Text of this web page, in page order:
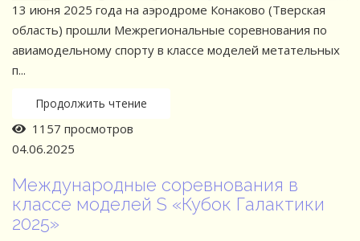
13 июня 2025 года на аэродроме Конаково (Тверская
область) прошли Межрегиональные соревнования по
авиамодельному спорту в классе моделей метательных
п...
Продолжить чтение
1157 просмотров
04.06.2025
Международные соревнования в
классе моделей S «Кубок Галактики
2025»